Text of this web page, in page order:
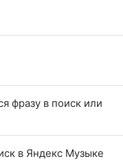
фразу в поиск или
в Яндекс Музыке